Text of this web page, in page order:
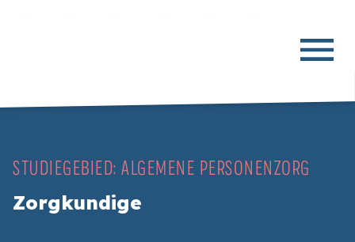
STUDIEGEBIED: ALGEMENE PERSONENZORG
Zorgkundige